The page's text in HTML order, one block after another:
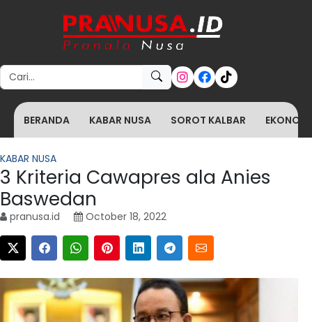
Search for:
BERANDA KABAR NUSA SOROT KALBAR
KABAR NUSA
3 Kriteria Cawapres ala Anies
Baswedan
pranusa.id October 18, 2022